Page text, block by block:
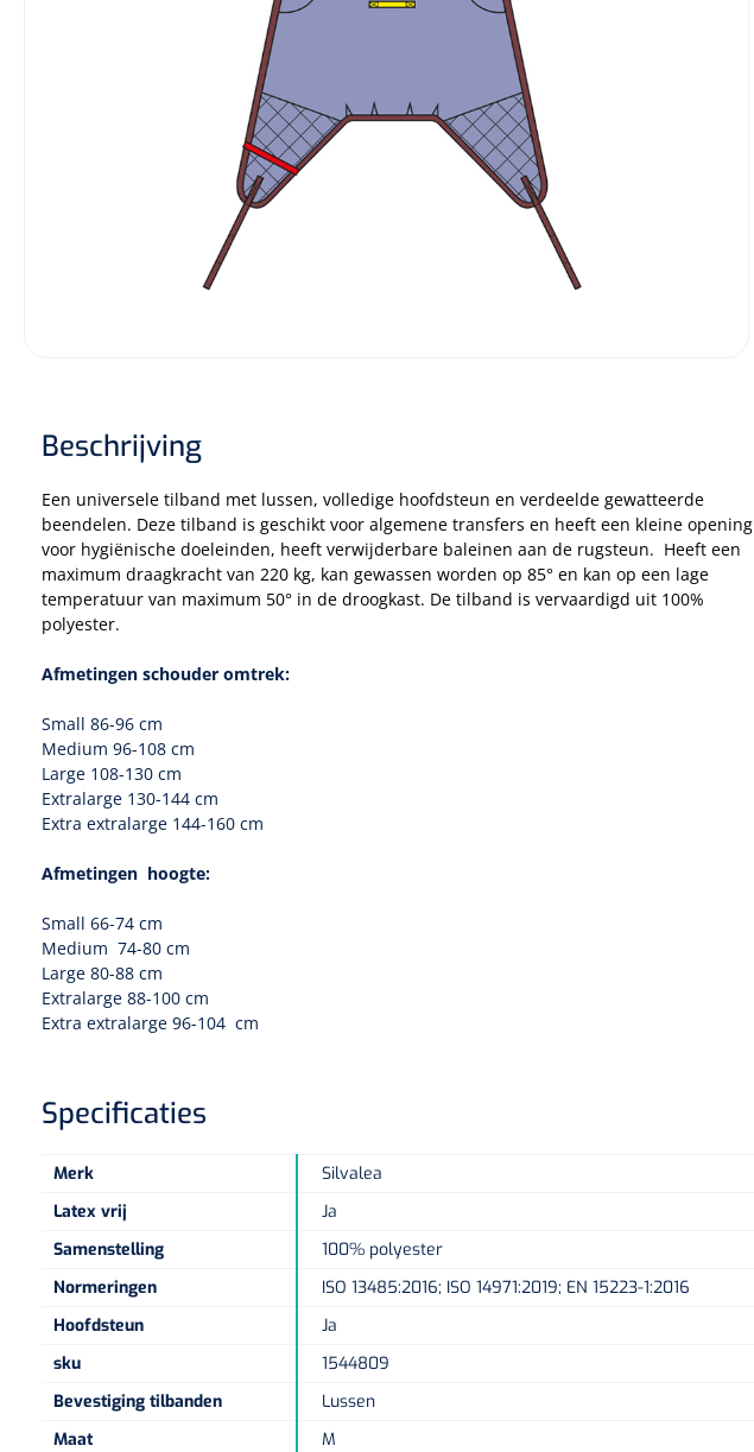
Incontinentiezorg
Injectiemateriaal
Beschrijving
Een universele tilband met lussen, volledige hoofdsteun en verdeelde gewatteerde
beendelen. Deze tilband is geschikt voor algemene transfers en heeft een kleine opening
voor hygiënische doeleinden, heeft verwijderbare baleinen aan de rugsteun. Heeft een
maximum draagkracht van 220 kg, kan gewassen worden op 85° en kan op een lage
temperatuur van maximum 50° in de droogkast. De tilband is vervaardigd uit 100%
polyester.
Afmetingen schouder omtrek:
Small 86-96 cm
Medium 96-108 cm
Large 108-130 cm
Extralarge 130-144 cm
Extra extralarge 144-160 cm
Afmetingen hoogte:
Small 66-74 cm
Medium 74-80 cm
Large 80-88 cm
Extralarge 88-100 cm
Extra extralarge 96-104 cm
Specificaties
Merk
Silvalea
Latex vrij
Ja
Samenstelling
100% polyester
Normeringen
ISO 13485:2016; ISO 14971:2019; EN 15223-1:2016
Hoofdsteun
Ja
sku
1544809
Bevestiging tilbanden
Lussen
Maat
M